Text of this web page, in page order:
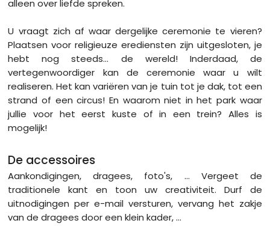
alleen over liefde spreken.
U vraagt zich af waar dergelijke ceremonie te vieren?
Plaatsen voor religieuze erediensten zijn uitgesloten, je
hebt nog steeds... de wereld! Inderdaad, de
vertegenwoordiger kan de ceremonie waar u wilt
realiseren. Het kan variëren van je tuin tot je dak, tot een
strand of een circus! En waarom niet in het park waar
jullie voor het eerst kuste of in een trein? Alles is
mogelijk!
De accessoires
Aankondigingen, dragees, foto's, ... Vergeet de
traditionele kant en toon uw creativiteit. Durf de
uitnodigingen per e-mail versturen, vervang het zakje
van de dragees door een klein kader, ...